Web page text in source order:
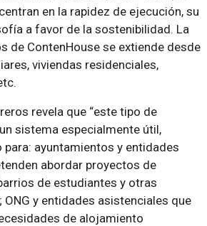
en la rapidez de ejecución, su
a favor de la sostenibilidad. La
de ContenHouse se extiende desde
viviendas residenciales,
revela que “este tipo de
sistema especialmente útil,
para: ayuntamientos y entidades
abordar proyectos de
de estudiantes y otras
y entidades asistenciales que
de alojamiento